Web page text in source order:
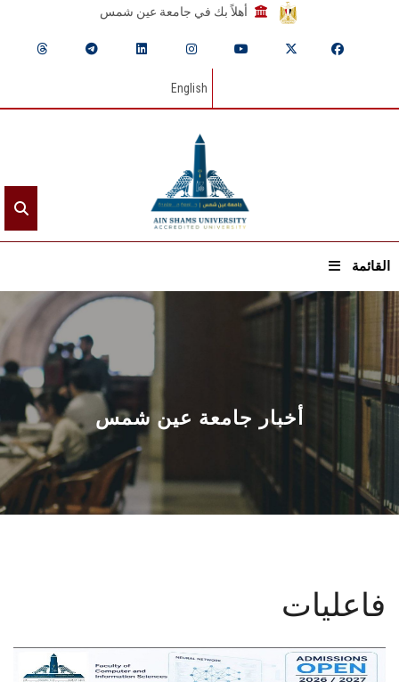
أهلاً بك في جامعة عين شمس
English
القائمة
الرئيسيـة
عن الجامعة
القطاعـات
الشئون الأكاديمية
البحث العلمي
الأنظمة الذكية
أخبار جامعة عين شمس
فاعليات